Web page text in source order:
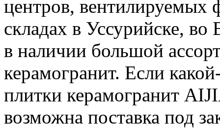
центров, вентилируемых
складах в Уссурийске, во
в наличии большой
керамогранит. Если
плитки керамогранит
возможна поставка под